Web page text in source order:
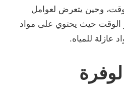
وحين يتعرض لعوامل
الوقت حيث يحتوي على مواد
عازلة للمياه.